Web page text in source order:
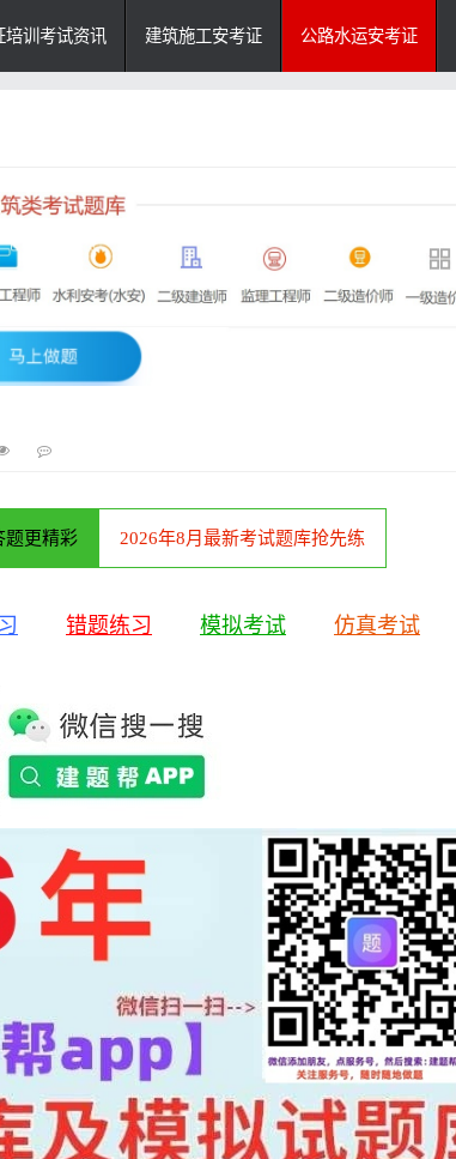
培训考试资讯 建筑施工安考证 公路水运安考证
题更精彩 2026年8月最新考试题库抢先练
错题练习 模拟考试 仿真考试